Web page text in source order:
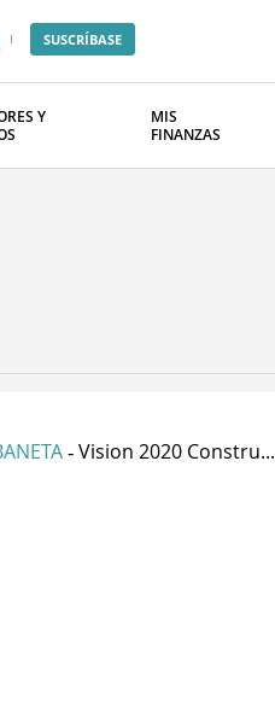
SUSCRÍBASE
Y
MIS
FINANZAS
- Vision 2020 Constru...